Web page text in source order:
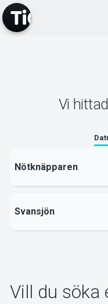
Vi
Nötknäpparen
Svansjön
Vill du söka